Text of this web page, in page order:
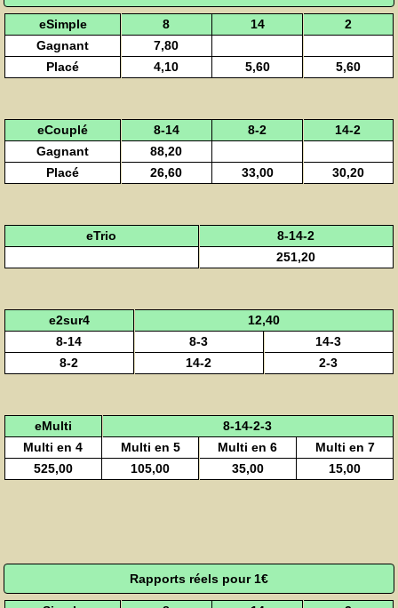
eSimple 8 14
2
Gagnant
7,80
Placé
4,10 5,60 5,60
eCouplé 8-14 8-2
14-2
Gagnant
88,20
Placé
26,60 33,00 30,20
eTrio
8-14-2
251,20
e2sur4
12,40
8-14
8-3
14-3
8-2
14-2 2-3
eMulti
8-14-2-3
Multi en 4
Multi en 5 Multi en 6
Multi en 7
525,00
105,00 35,00 15,00
Rapports réels pour 1€